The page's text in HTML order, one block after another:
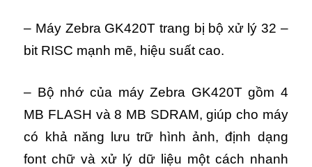
– Máy Zebra GK420T trang bị bộ xử lý 32 –
bit RISC mạnh mẽ, hiệu suất cao.
– Bộ nhớ của máy Zebra GK420T gồm 4
MB FLASH và 8 MB SDRAM, giúp cho máy
có khả năng lưu trữ hình ảnh, định dạng
font chữ và xử lý dữ liệu một cách nhanh